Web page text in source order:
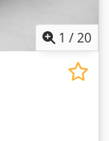
1 /20